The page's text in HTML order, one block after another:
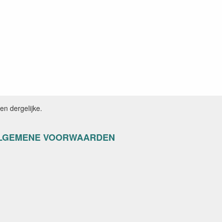
dergelijke.
VOORWAARDEN